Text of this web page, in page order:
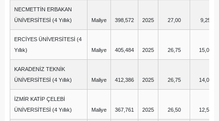
NECMETTİN ERBAKAN
ÜNİVERSİTESİ (4 Yıllık)
Maliye 398,572 2025 27,00 9,25
ERCİYES ÜNİVERSİTESİ (4
Yıllık)
Maliye 405,484 2025 26,75 15,00
KARADENİZ TEKNİK
ÜNİVERSİTESİ (4 Yıllık)
Maliye 412,386 2025 26,75 14,00
İZMİR KATİP ÇELEBİ
ÜNİVERSİTESİ (4 Yıllık)
Maliye 367,761 2025 26,50 12,50